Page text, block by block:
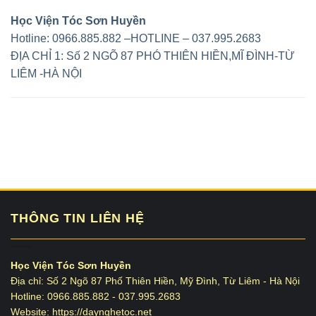
Học Viện Tóc Sơn Huyền
Hotline: 0966.885.882 –HOTLINE – 037.995.2683
ĐỊA CHỈ 1: Số 2 NGÕ 87 PHÓ THIÊN HIỀN,MĨ ĐÌNH-TỪ
LIÊM -HÀ NỘI
THÔNG TIN LIÊN HỆ
Học Viện Tóc Sơn Huyền
Địa chỉ: Số 2 Ngõ 87 Phố Thiên Hiền, Mỹ Đình, Từ Liêm - Hà Nội
Hotline: 0966.885.882 - 037.995.2683
Website: https://daynghetoc.net